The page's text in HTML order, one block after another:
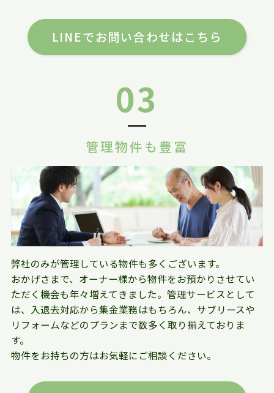
LINEでお問い合わせはこちら
03
管理物件も豊富
弊社のみが管理している物件も多くございます。
おかげさまで、オーナー様から物件をお預かりさせてい
ただく機会も年々増えてきました。管理サービスとして
は、入退去対応から集金業務はもちろん、サブリースや
リフォームなどのプランまで数多く取り揃えておりま
す。
物件をお持ちの方はお気軽にご相談ください。